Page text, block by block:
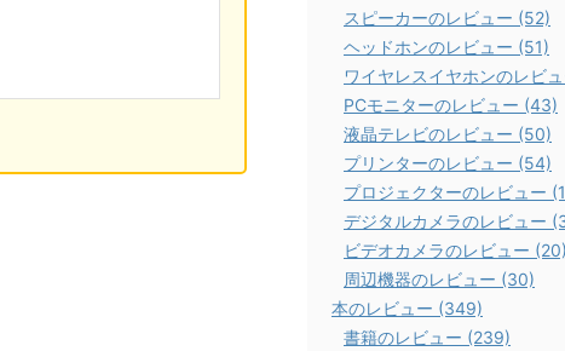
スピーカーのレビュー (52)
ヘッドホンのレビュー (51)
ワイヤレスイヤホンのレビ
PCモニターのレビュー (43)
液晶テレビのレビュー (50)
プリンターのレビュー (54)
プロジェクターのレビュー
デジタルカメラのレビュー
ビデオカメラのレビュー (20)
周辺機器のレビュー (30)
本のレビュー (349)
書籍のレビュー (239)